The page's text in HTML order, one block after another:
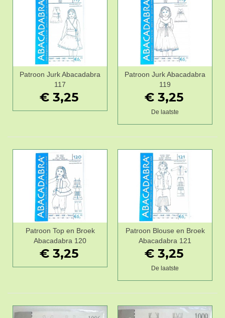
Patroon Jurk Abacadabra
117
€ 3,25
Patroon Jurk Abacadabra
119
€ 3,25
De laatste
Patroon Top en Broek
Abacadabra 120
€ 3,25
Patroon Blouse en Broek
Abacadabra 121
€ 3,25
De laatste